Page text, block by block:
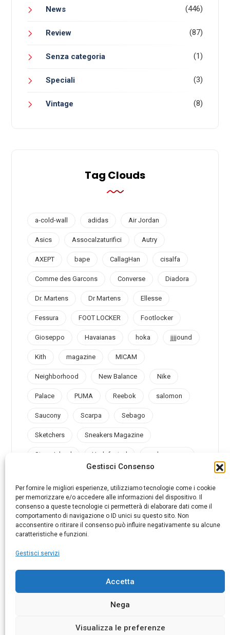
Gestisci Consenso
Per fornire le migliori esperienze, utilizziamo tecnologie come i cookie
per memorizzare e/o accedere alle informazioni del dispositivo. Il
consenso a queste tecnologie ci permetterà di elaborare dati come il
comportamento di navigazione o ID unici su questo sito. Non
acconsentire o ritirare il consenso può influire negativamente su alcune
caratteristiche e funzioni.
Gestisci servizi
Accetta
Nega
Visualizza le preferenze
News (446)
Review (87)
Senza categoria (1)
Speciali (3)
Vintage (8)
Tag Clouds
a-cold-wall adidas Air Jordan
Asics Assocalzaturifici Autry
AXEPT bape CallagHan cisalfa
Comme des Garcons Converse Diadora
Dr. Martens Dr Martens Ellesse
Fessura FOOT LOCKER Footlocker
Gioseppo Havaianas hoka jjjjound
Kith magazine MICAM
Neighborhood New Balance Nike
Palace PUMA Reebok salomon
Saucony Scarpa Sebago
Sketchers Sneakers Magazine
Stone Island Undefeated under armour
@sneakersmag_it
© 2025 AMB ADVERTISING SRL. P.I. 07026790969